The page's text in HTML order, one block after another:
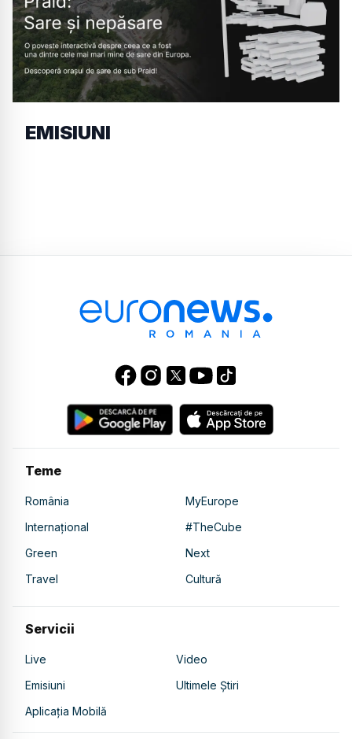
EMISIUNI
Teme
România
MyEurope
Internațional
#TheCube
Green
Next
Travel
Cultură
Servicii
Live
Video
Emisiuni
Ultimele Știri
Aplicația Mobilă